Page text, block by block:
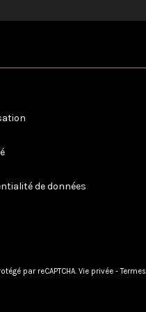
de données
par reCAPTCHA. Vie privée-Termes